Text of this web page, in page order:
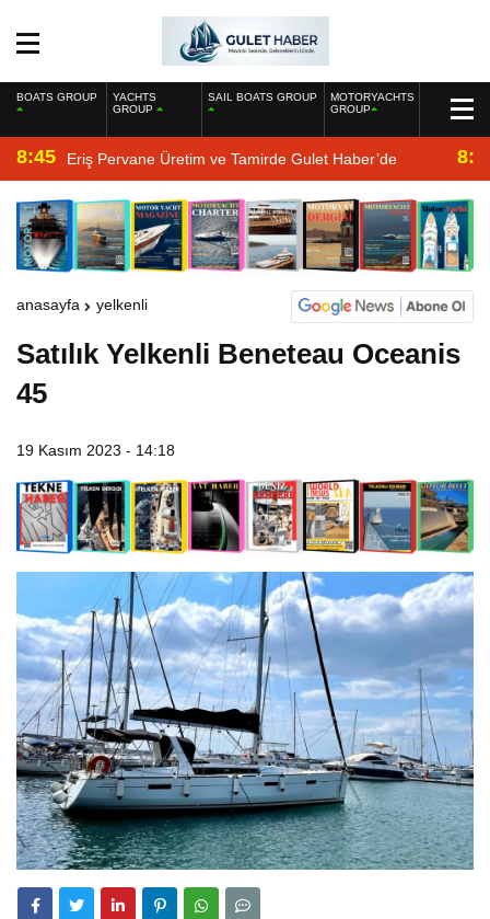
BOATS GROUP
YACHTS
GROUP
SAIL BOATS GROUP
MOTORYACHTS
GROUP
8:45 Eriş Pervane Üretim ve Tamirde Gulet Haber’de
anasayfa yelkenli
Satılık Yelkenli Beneteau Oceanis
45
19 Kasım 2023 - 14:18